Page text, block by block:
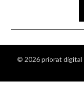
© 2026 priorat digital